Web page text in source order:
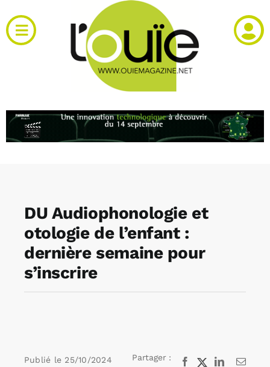
au
contenu
Toggle
Navigation
RH et emploi
Agenda
Kiosque
Annonces emploi
DU Audiophonologie et
otologie de l’enfant :
dernière semaine pour
s’inscrire
Publié le 25/10/2024 Partager : Facebook
X LinkedInEmail